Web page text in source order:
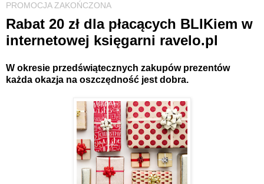
PROMOCJA ZAKOŃCZONA
Rabat 20 zł dla płacących BLIKiem w
internetowej księgarni ravelo.pl
W okresie przedświątecznych zakupów prezentów
każda okazja na oszczędność jest dobra.